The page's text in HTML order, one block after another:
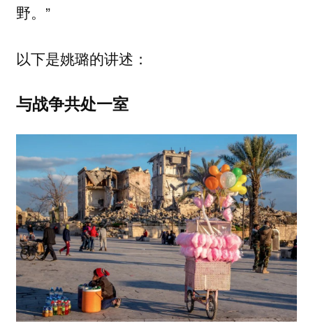
野。”
以下是姚璐的讲述：
与战争共处一室